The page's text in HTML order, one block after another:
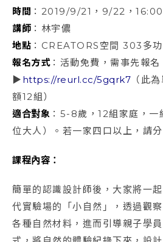
時間 ：2019/9/21，9/22，
講師 ：林宇儂
地點 ：CREATORS空間 303多
報名方式：活動免費，需事先報名
▶ https://reurl.cc/5gqrk7 （此
額12組）
適合對象 ：5-8歲，12組家庭，
位大人）。若一家四口以上，請分
課程內容：
簡單的認識設計師後，大家將一
代實驗場的「小自然」，透過觀
各種自然材料，進而引導親子學